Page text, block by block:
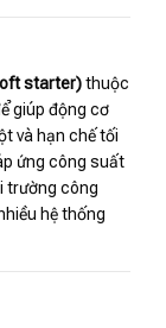
starter)thuộc
giúp động cơ
và hạn chế tối
ứng công suất
trường công
hệ thống